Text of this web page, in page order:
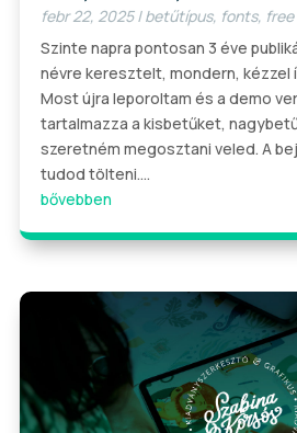
febr 22, 2025|betűtípus, fonts, free
Szinte napra pontosan 3 éve
névre keresztelt, mondern, kézzel
Most újra leporoltam és a demo
tartalmazza a kisbetűket,
szeretném megosztani veled. A
tudod tölteni....
bővebben